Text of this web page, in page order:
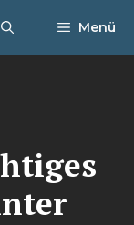
Menü